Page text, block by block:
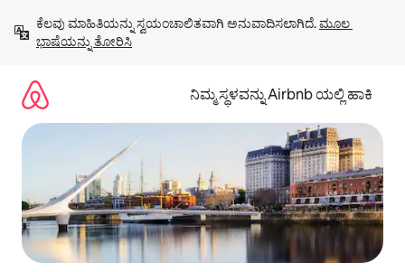
ಹೋಗಿ
ಕೆಲವು ಮಾಹಿತಿಯನ್ನು ಸ್ವಯಂಚಾಲಿತವಾಗಿ ಅನುವಾದಿಸಲಾಗಿದೆ. ಮೂಲ
ಭಾಷೆಯನ್ನು ತೋರಿಸಿ
ನಿಮ್ಮ ಸ್ಥಳವನ್ನು Airbnb ಯಲ್ಲಿ ಹಾಕಿ